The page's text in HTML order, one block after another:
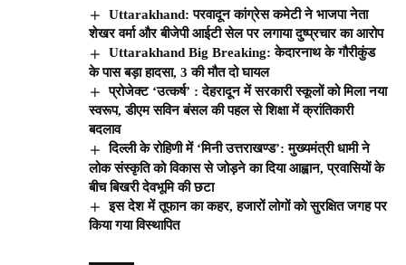
Uttarakhand: परवादून कांग्रेस कमेटी ने भाजपा नेता
शेखर वर्मा और बीजेपी आईटी सेल पर लगाया दुष्प्रचार का आरोप
Uttarakhand Big Breaking: केदारनाथ के गौरीकुंड
के पास बड़ा हादसा, 3 की मौत दो घायल
प्रोजेक्ट ‘उत्कर्ष’ : देहरादून में सरकारी स्कूलों को मिला नया
स्वरूप, डीएम सविन बंसल की पहल से शिक्षा में क्रांतिकारी
बदलाव
दिल्ली के रोहिणी में ‘मिनी उत्तराखण्ड’: मुख्यमंत्री धामी ने
लोक संस्कृति को विकास से जोड़ने का दिया आह्वान, प्रवासियों के
बीच बिखरी देवभूमि की छटा
इस देश में तूफान का कहर, हजारों लोगों को सुरक्षित जगह पर
किया गया विस्थापित